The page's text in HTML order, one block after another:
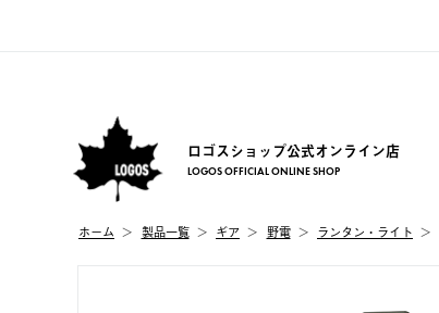
ロゴスショップ公式オンライン店
LOGOS OFFICIAL ONLINE SHOP
ホーム 製品⼀覧 ギア 野電 ランタン・ライト